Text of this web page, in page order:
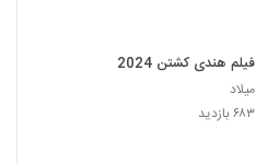
فیلم هندی کشتن 2024
میلاد
۶۸۳ بازدید